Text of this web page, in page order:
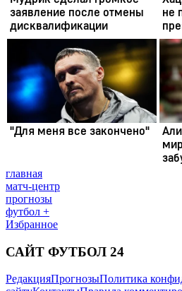
главная
матч-центр
прогнозы
футбол +
Избранное
САЙТ ФУТБОЛ 24
РедакцияПрогнозыПолитика